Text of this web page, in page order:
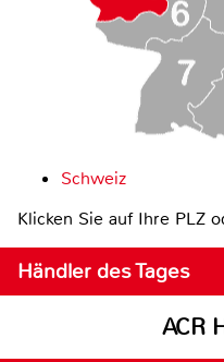
Schweiz
Klicken Sie auf Ihre PLZ
Händler des Tages
ACR